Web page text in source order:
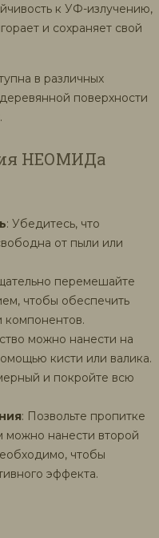
к УФ-излучению,
и сохраняет свой
в различных
поверхности
НЕОМИДа
: Убедитесь, что
от пыли или
перемешайте
чтобы обеспечить
компонентов.
можно нанести на
кисти или валика.
и покройте всю
: Позвольте пропитке
можно нанести второй
чтобы
эффекта.